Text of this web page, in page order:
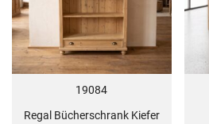
19084
Regal Bücherschrank Kiefer